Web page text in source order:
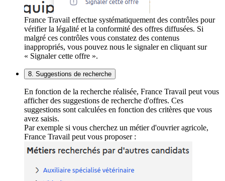
France Travail effectue systématiquement des contrôles pour
vérifier la légalité et la conformité des offres diffusées. Si
malgré ces contrôles vous constatez des contenus
inappropriés, vous pouvez nous le signaler en cliquant sur
« Signaler cette offre ».
8. Suggestions de recherche
En fonction de la recherche réalisée, France Travail peut vous
afficher des suggestions de recherche d'offres. Ces
suggestions sont calculées en fonction des critères que vous
avez saisis.
Par exemple si vous cherchez un métier d'ouvrier agricole,
France Travail peut vous proposer :